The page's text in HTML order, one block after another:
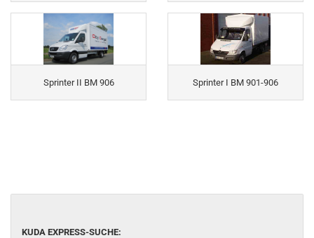
Sprinter II BM 906 Sprinter I BM 901-906
KUDA EXPRESS-SUCHE: